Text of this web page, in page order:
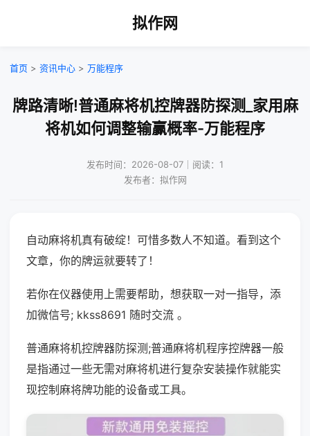
拟作网
首页 > 资讯中心 > 万能程序
牌路清晰!普通麻将机控牌器防探测_家用麻
将机如何调整输赢概率-万能程序
发布时间：2026-08-07｜阅读：1
发布者：拟作网
自动麻将机真有破绽！可惜多数人不知道。看到这个
文章，你的牌运就要转了！
若你在仪器使用上需要帮助，想获取一对一指导，添
加微信号; kkss8691 随时交流 。
普通麻将机控牌器防探测;普通麻将机程序控牌器一般
是指通过一些无需对麻将机进行复杂安装操作就能实
现控制麻将牌功能的设备或工具。